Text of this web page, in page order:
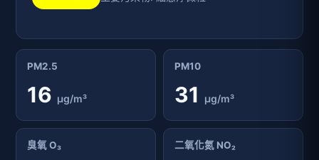
PM2.5
16 μg/m³
PM10
31 μg/m³
臭氧 O₃ 二氧化氮 NO₂